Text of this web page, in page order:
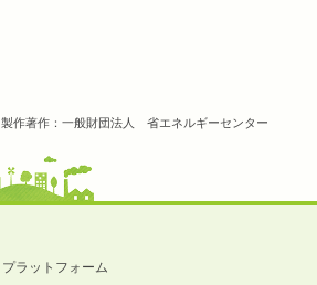
製作著作：一般財団法人 省エネルギーセンター
プラットフォーム